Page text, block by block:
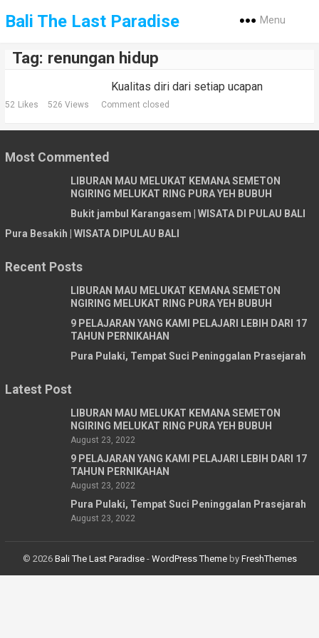
Bali The Last Paradise Menu
Tag: renungan hidup
Kualitas diri dari setiap ucapan
52 Likes 526 Views Comment closed
Most Commented
LIBURAN MAU MELUKAT KEMANA SEMETON
NGIRING MELUKAT RING PURA YEH BUBUH
Bukit jambul Karangasem | WISATA DI PULAU BALI
Pura Besakih | WISATA DIPULAU BALI
Recent Posts
LIBURAN MAU MELUKAT KEMANA SEMETON
NGIRING MELUKAT RING PURA YEH BUBUH
9 PELAJARAN YANG KAMI PELAJARI LEBIH DARI 17
TAHUN PERNIKAHAN
Pura Pulaki, Tempat Suci Peninggalan Prasejarah
Latest Post
LIBURAN MAU MELUKAT KEMANA SEMETON
NGIRING MELUKAT RING PURA YEH BUBUH
August 23, 2022
9 PELAJARAN YANG KAMI PELAJARI LEBIH DARI 17
TAHUN PERNIKAHAN
August 23, 2022
Pura Pulaki, Tempat Suci Peninggalan Prasejarah
August 23, 2022
© 2026 Bali The Last Paradise- WordPress Themeby FreshThemes